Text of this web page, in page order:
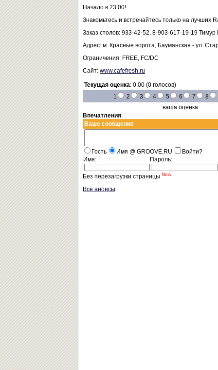
Начало в 23:00!
Знакомьтесь и встречайтесь только на лучших
Заказ столов: 933-42-52, 8-903-617-19-19 Тимур
Адрес: м. Красные ворота, Бауманская - ул.
Ограничения: FREE, FC/DC
Сайт: www.cafefresh.ru
Текущая оценка: 0.00 (0 голосов)
1
2 3 4 5 6 7 8
ваша оценка
Впечатления:
Ваше сообщение
Гость Имя @ GROOVE.RU
Войти?
Имя:
Пароль:
Без перезагрузки страницы New!
Все анонсы